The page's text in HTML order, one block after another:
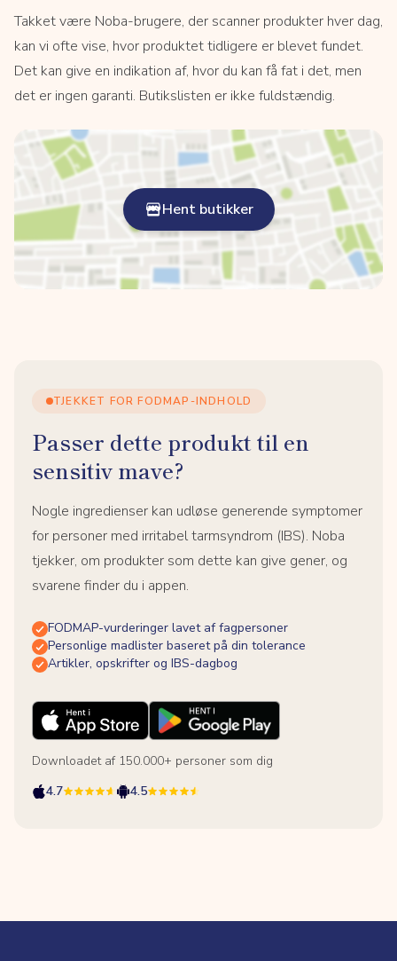
Takket være Noba-brugere, der scanner produkter hver dag,
kan vi ofte vise, hvor produktet tidligere er blevet fundet.
Det kan give en indikation af, hvor du kan få fat i det, men
det er ingen garanti. Butikslisten er ikke fuldstændig.
Hent butikker
TJEKKET FOR FODMAP-INDHOLD
Passer dette produkt til en
sensitiv mave?
Nogle ingredienser kan udløse generende symptomer
for personer med irritabel tarmsyndrom (IBS). Noba
tjekker, om produkter som dette kan give gener, og
svarene finder du i appen.
FODMAP-vurderinger lavet af fagpersoner
Personlige madlister baseret på din tolerance
Artikler, opskrifter og IBS-dagbog
Downloadet af 150.000+ personer som dig
4.7
4.5